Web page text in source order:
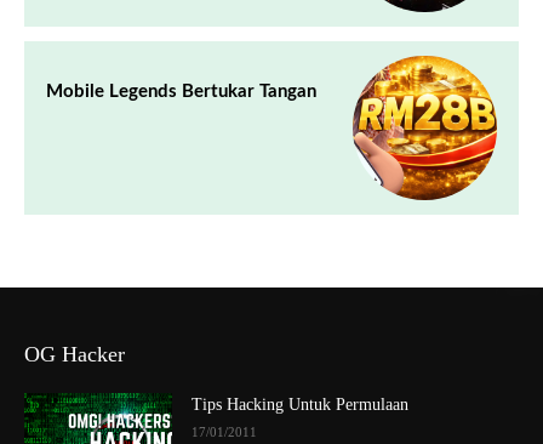
Mobile Legends Bertukar Tangan
OG Hacker
Tips Hacking Untuk Permulaan
17/01/2011